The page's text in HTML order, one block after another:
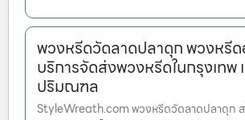
พวงหรีดวัดลาดปลาดุก พวงหรี
บริการจัดส่งพวงหรีดในกรุงเทพ
ปริมณฑล
StyleWreath.com พวงหรีดวัดลาดปลาดุก ส